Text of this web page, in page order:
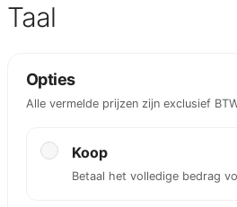
Taal
Opties
Alle vermelde prijzen zijn exclusief
Koop
Betaal het volledige bedrag